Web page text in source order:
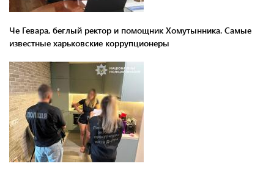
Че Гевара, беглый ректор и помощник Хомутынника. Самые
известные харьковские коррупционеры